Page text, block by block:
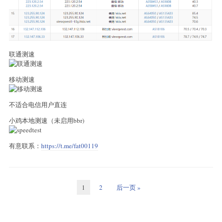
联通测速
移动测速
不适合电信用户直连
小鸡本地测速（未启用bbr)
有意联系： https://t.me/fat00119
1 2 后一页 »